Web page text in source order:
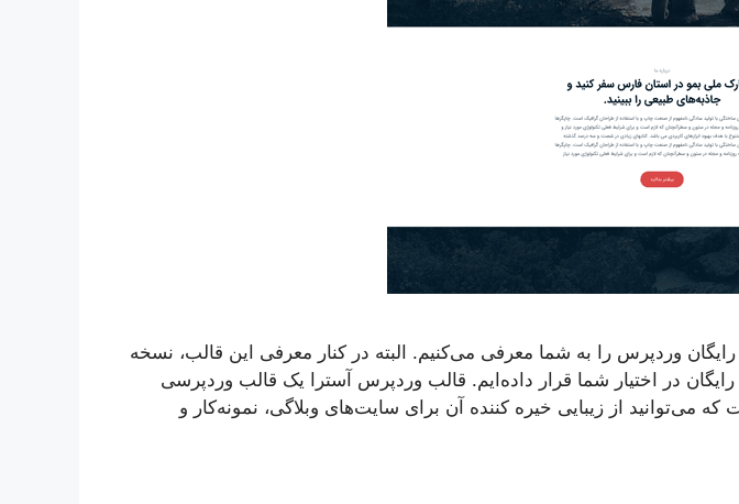
وردپرس را به شما معرفی می‌کنیم. البته در کنار معرفی این قالب، نسخه
در اختیار شما قرار داده‌ایم. قالب وردپرس آسترا یک قالب وردپرسی
می‌توانید از زیبایی خیره کننده آن برای سایت‌های وبلاگی، نمونه‌کار و